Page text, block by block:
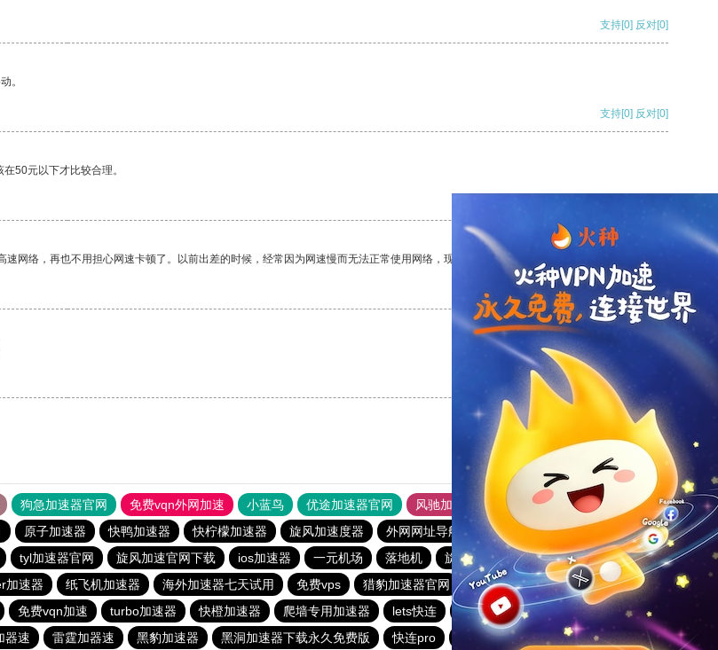
支持[0] 反对[0]
。
支持[0] 反对[0]
50元以下才比较合理。
网络，再也不用担心网速卡顿了。以前出差的时候，经常因为网速慢而无法正常使用网络，现在有了这个app，我再也不用担心了。
支持 [0] 反对 [0]
支持
狗急加速器官网 免费vqn外网加速 小蓝鸟 优途加速器官网 风驰加速器
旋风加速器
原子加速器 快鸭加速器 快柠檬加速器 旋风加速度器 外网网址导航 软件中心 雷霆加速
狂飙加速器
tyl加速器官网 旋风加速官网下载 ios加速器 一元机场 落地机 旋风加速度器
快鸭vp加速器
加速器 纸飞机加速器 海外加速器七天试用 免费vps 猎豹加速器官网
夏时加速器
免费vqn加速 turbo加速器 快橙加速器 爬墙专用加速器 lets快连 雷霆加速免费永久
猎豹vp加速器官网
器速 雷霆加器速 黑豹加速器 黑洞加速器下载永久免费版 快连pro outline 暴雪加速器vp ios加速器